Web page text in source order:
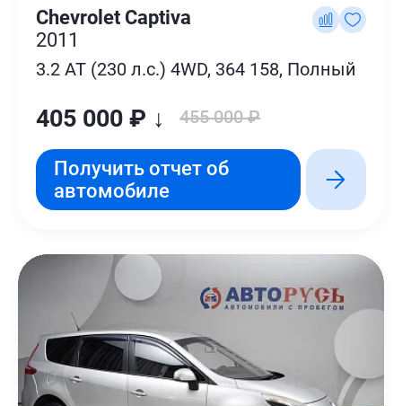
Chevrolet Captiva
2011
3.2 AT (230 л.с.) 4WD, 364 158, Полный
405 000 ₽ ↓ 455 000 ₽
Получить отчет об
автомобиле